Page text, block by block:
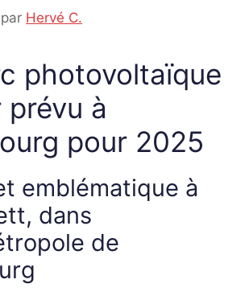
par Hervé C.
photovoltaïque
prévu à
pour 2025
emblématique à
dans
de